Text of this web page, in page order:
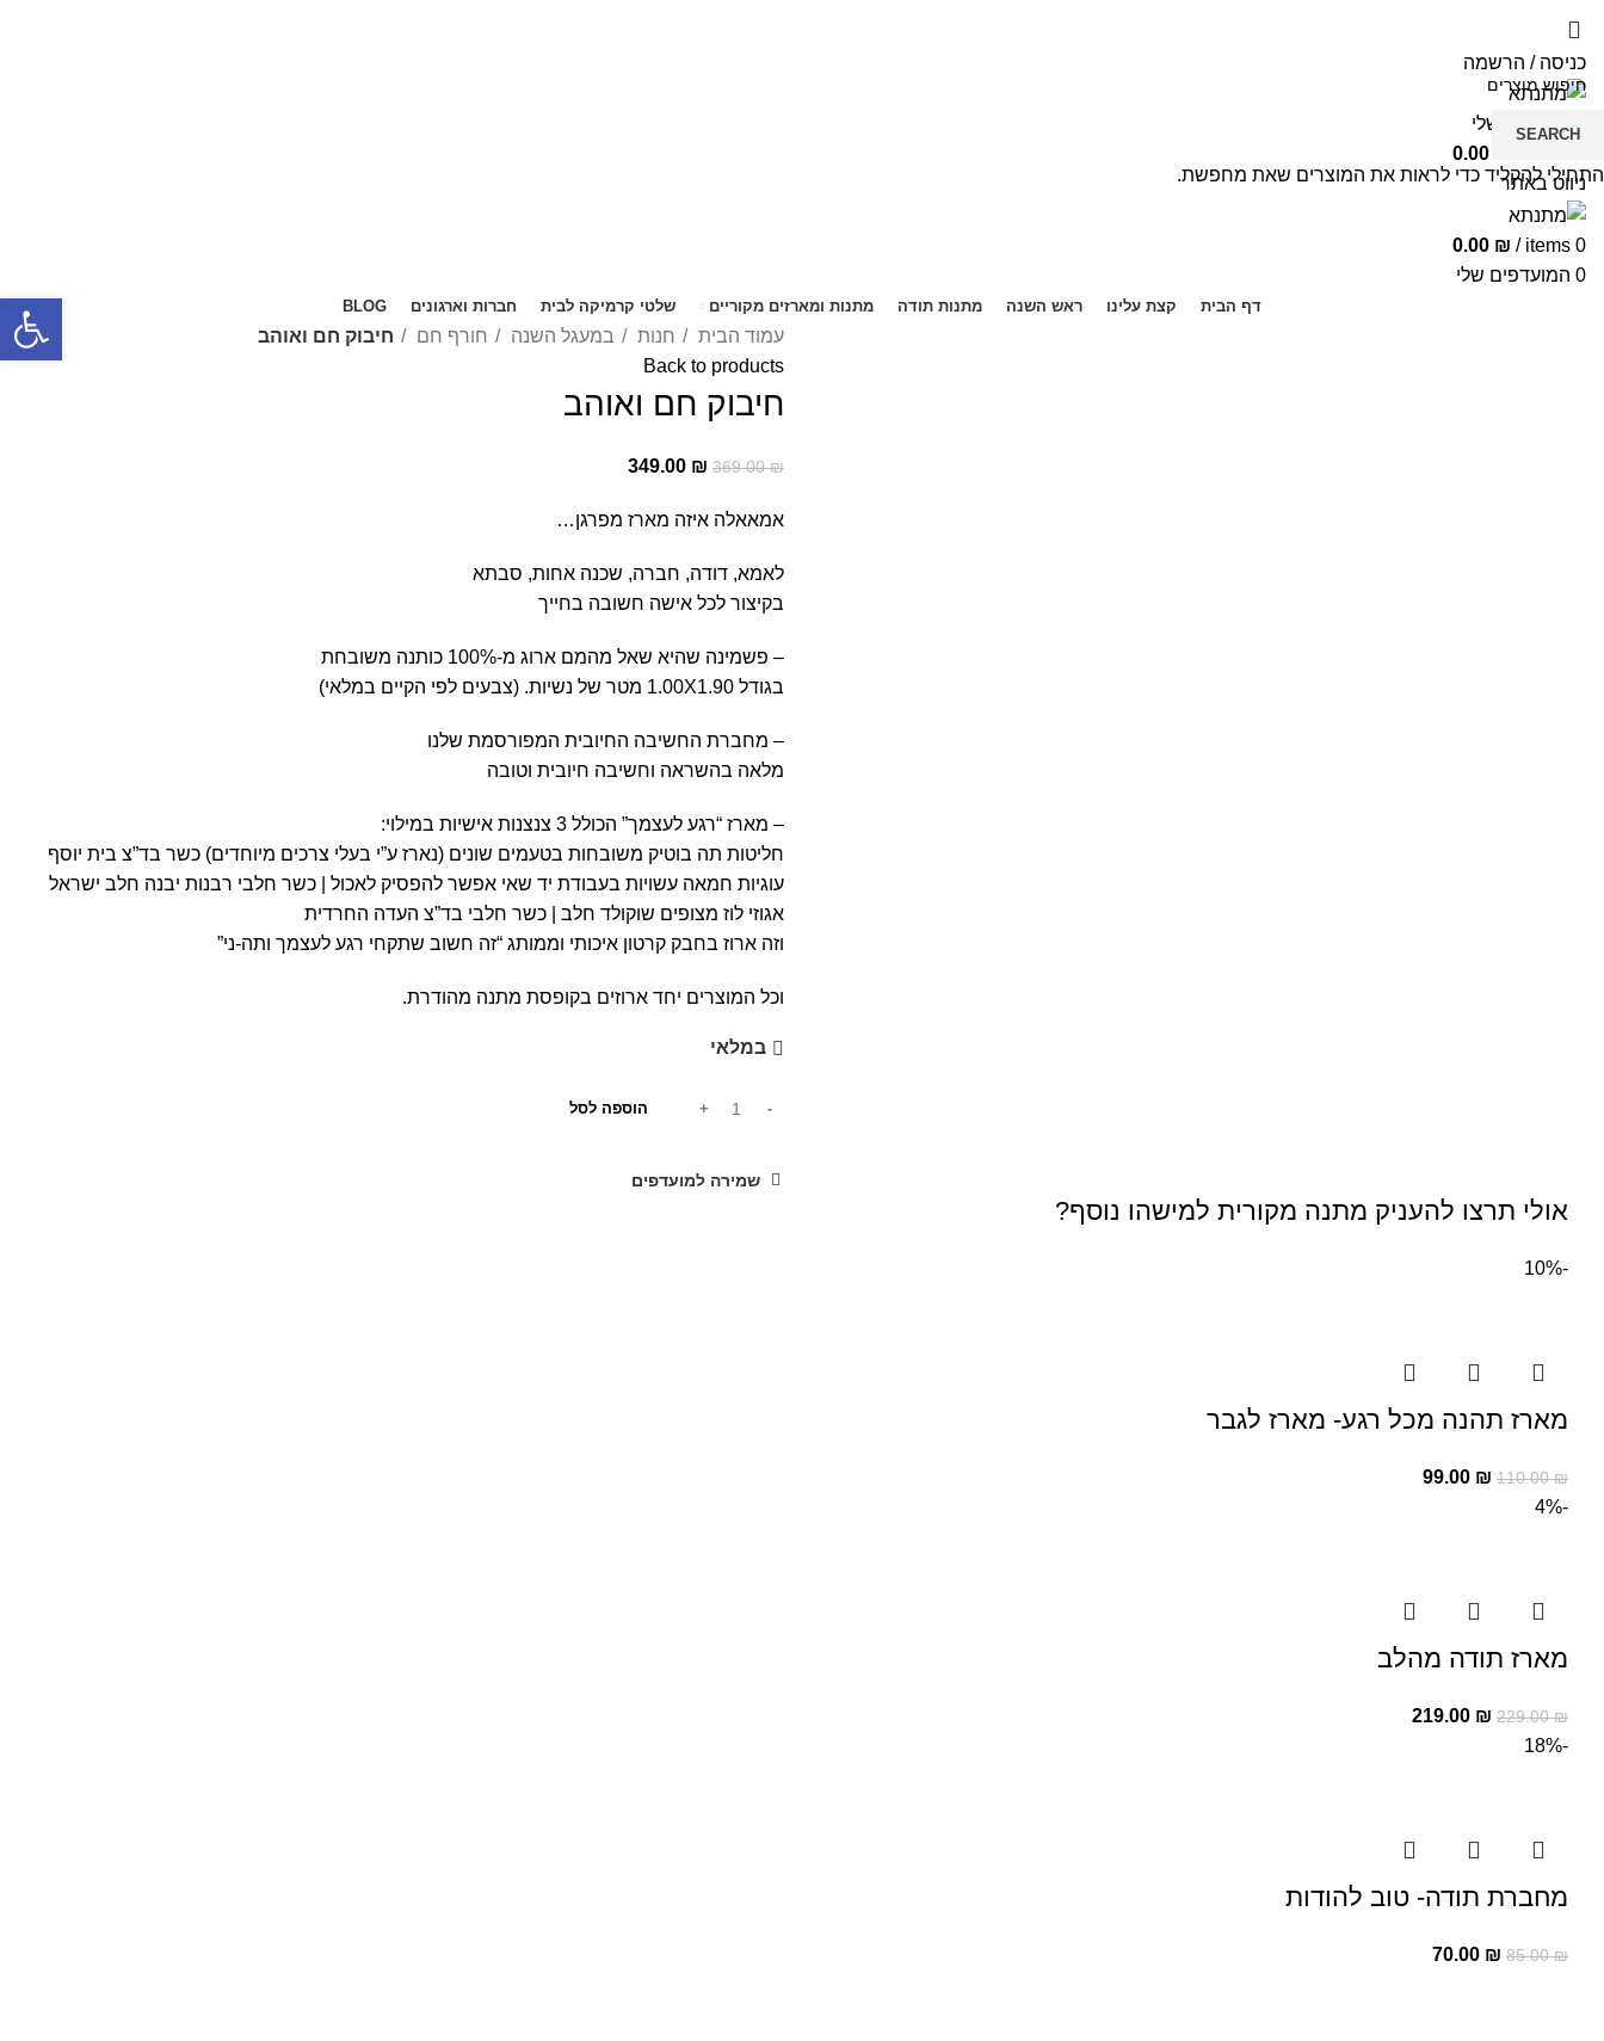
כניסה / הרשמה
המועדפים שלי
0.00
ניווט באתר
0
items
/
0.00 ₪
0 המועדפים שלי
דף הבית קצת עלינו ראש השנה מתנות תודה מתנות ומארזים מקוריים שלטי קרמיקה לבית חברות וארגונים BLOG
עמוד הבית חנות במעגל השנה חורף חם
חיבוק חם ואוהב
Back to products
חיבוק חם ואוהב
369.00₪
349.00 ₪
אמאאלה איזה מארז מפרגן…
לאמא, דודה, חברה, שכנה אחות, סבתא
בקיצור לכל אישה חשובה בחייך
– פשמינה שהיא שאל מהמם ארוג מ-100% כותנה משובחת
בגודל 1.00X1.90 מטר של נשיות. (צבעים לפי הקיים במלאי)
– מחברת החשיבה החיובית המפורסמת שלנו
מלאה בהשראה וחשיבה חיובית וטובה
– מארז “רגע לעצמך” הכולל 3 צנצנות אישיות במילוי:
חליטות תה בוטיק משובחות בטעמים שונים (נארז ע”י בעלי צרכים מיוחדים) כשר בד”צ בית יוסף
עוגיות חמאה עשויות בעבודת יד שאי אפשר להפסיק לאכול | כשר חלבי רבנות יבנה חלב ישראל
אגוזי לוז מצופים שוקולד חלב | כשר חלבי בד”צ העדה החרדית
וזה ארוז בחבק קרטון איכותי וממותג “זה חשוב שתקחי רגע לעצמך ותה-ני”
וכל המוצרים יחד ארוזים בקופסת מתנה מהודרת.
במלאי
הוספה לסל
שמירה למועדפים
אולי תרצו להעניק מתנה מקורית למישהו נוסף?
-10%
מארז תהנה מכל רגע- מארז לגבר
110.00₪
99.00 ₪
-4%
מארז תודה מהלב
229.00₪
219.00 ₪
-18%
מחברת תודה- טוב להודות
85.00₪
70.00 ₪
SEARCH
התחילי להקליד כדי לראות את המוצרים שאת מחפשת.
פתח